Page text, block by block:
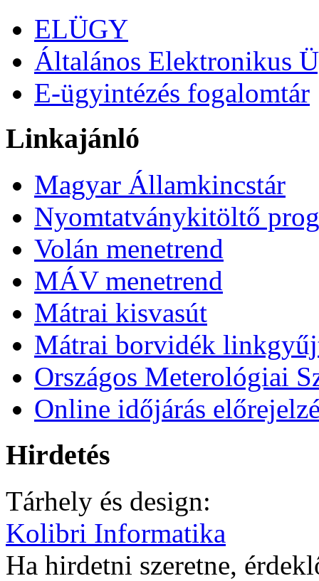
ELÜGY
Általános Elektronikus
E-ügyintézés fogalomtár
Linkajánló
Magyar Államkincstár
Nyomtatványkitöltő
Volán menetrend
MÁV menetrend
Mátrai kisvasút
Mátrai borvidék
Országos Meterológiai
Online időjárás
Hirdetés
Tárhely és design:
Kolibri Informatika
Ha hirdetni szeretne,